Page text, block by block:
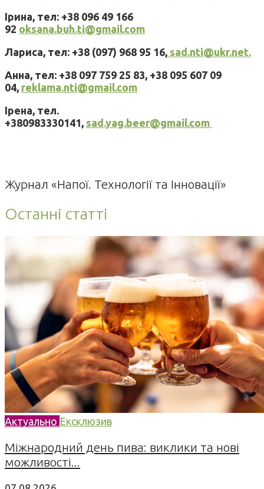
Ірина, тел: +38 096 49 166
92 oksana.buh.ti@gmail.com
Лариса, тел: +38 (097) 968 95 16, sad.nti@ukr.net.
Анна, тел: +38 097 759 25 83, +38 095 607 09
04, reklama.nti@gmail.com
Ірена, тел.
+380983330141, sad.yag.beer@gmail.com
Журнал «Напої. Технології та Інновації»
Останні статті
Актуально Ексклюзив
Міжнародний день пива: виклики та нові
можливості...